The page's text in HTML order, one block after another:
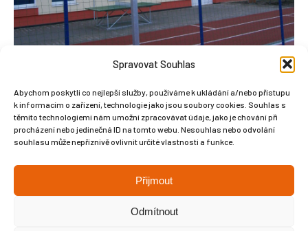
Spravovat Souhlas
Abychom poskytli co nejlepší služby, používáme k ukládání a/nebo přístupu
k informacím o zařízení, technologie jako jsou soubory cookies. Souhlas s
těmito technologiemi nám umožní zpracovávat údaje, jako je chování při
procházení nebo jedinečná ID na tomto webu. Nesouhlas nebo odvolání
souhlasu může nepříznivě ovlivnit určité vlastnosti a funkce.
Přijmout
Odmítnout